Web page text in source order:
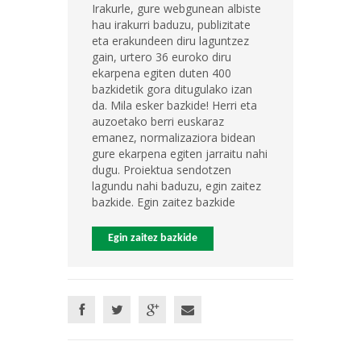
Irakurle, gure webgunean albiste
hau irakurri baduzu, publizitate
eta erakundeen diru laguntzez
gain, urtero 36 euroko diru
ekarpena egiten duten 400
bazkidetik gora ditugulako izan
da. Mila esker bazkide! Herri eta
auzoetako berri euskaraz
emanez, normalizaziora bidean
gure ekarpena egiten jarraitu nahi
dugu. Proiektua sendotzen
lagundu nahi baduzu, egin zaitez
bazkide. Egin zaitez bazkide
Egin zaitez bazkide